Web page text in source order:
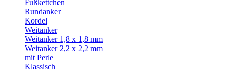
Fußkettchen
Rundanker
Kordel
Weitanker
Weitanker 1,8 x 1,8 mm
Weitanker 2,2 x 2,2 mm
mit Perle
Klassisch